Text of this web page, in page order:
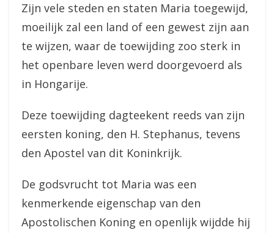
Zijn vele steden en staten Maria toegewijd,
moeilijk zal een land of een gewest zijn aan
te wijzen, waar de toewijding zoo sterk in
het openbare leven werd doorgevoerd als
in Hongarije.
Deze toewijding dagteekent reeds van zijn
eersten koning, den H. Stephanus, tevens
den Apostel van dit Koninkrijk.
De godsvrucht tot Maria was een
kenmerkende eigenschap van den
Apostolischen Koning en openlijk wijdde hij